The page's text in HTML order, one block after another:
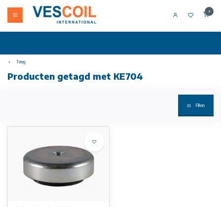
0
Terug
Producten getagd met KE704
Filters